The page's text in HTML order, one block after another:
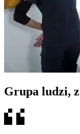
Grupa ludzi,